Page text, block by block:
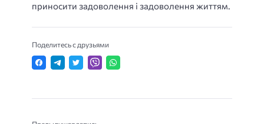
приносити задоволення і задоволення життям.
Поделитесь с друзьями